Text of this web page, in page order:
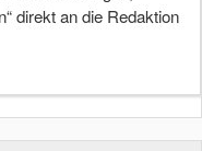
direkt an die Redaktion